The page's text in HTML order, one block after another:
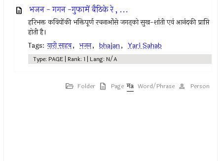
भजन - गगन -गुफामें बैठिके रे , ...
हरिभक्त कवियोंकी भक्तिपूर्ण रचनाओंसे जगत्‌को सुख-शांती एवं आनंदकी प्राप्ति
होती है।
Tags: यारी साहब, भजन, bhajan, Yari Sahab
Type: PAGE | Rank: 1 | Lang: N/A
Folder Page Word/Phrase Person